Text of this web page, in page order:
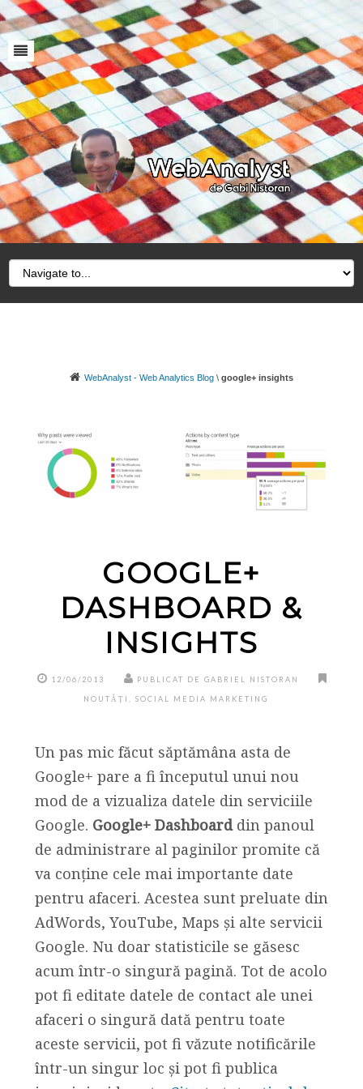
WebAnalyst - Web Analytics Blog \ google+ insights
GOOGLE+
DASHBOARD &
INSIGHTS
12/06/2013 PUBLICAT DE GABRIEL NISTORAN
NOUTĂȚI SOCIAL MEDIA MARKETING
Un pas mic făcut săptămâna asta de
Google+ pare a fi începutul unui nou
mod de a vizualiza datele din serviciile
Google. Google+ Dashboarddin panoul
de administrare al paginilor promite că
va conține cele mai importante date
pentru afaceri. Acestea sunt preluate din
AdWords, YouTube, Maps și alte servicii
Google. Nu doar statisticile se găsesc
acum într-o singură pagină. Tot de acolo
pot fi editate datele de contact ale unei
afaceri o singură dată pentru toate
aceste servicii, pot fi văzute notificările
într-un singur loc și pot fi publica